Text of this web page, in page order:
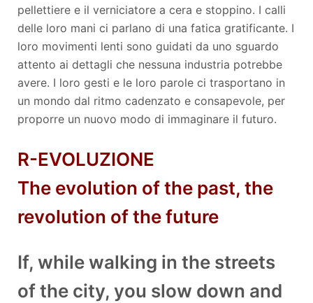
pellettiere e il verniciatore a cera e stoppino. I calli
delle loro mani ci parlano di una fatica gratificante. I
loro movimenti lenti sono guidati da uno sguardo
attento ai dettagli che nessuna industria potrebbe
avere. I loro gesti e le loro parole ci trasportano in
un mondo dal ritmo cadenzato e consapevole, per
proporre un nuovo modo di immaginare il futuro.
R-EVOLUZIONE
The evolution of the past, the
revolution of the future
If, while walking in the streets
of the city, you slow down and